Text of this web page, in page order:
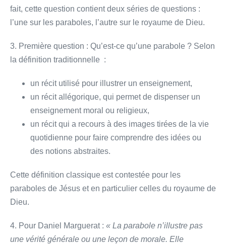
fait, cette question contient deux séries de questions :
l’une sur les paraboles, l’autre sur le royaume de Dieu.
3. Première question : Qu’est-ce qu’une parabole ? Selon
la définition traditionnelle :
un récit utilisé pour illustrer un enseignement,
un récit allégorique, qui permet de dispenser un
enseignement moral ou religieux,
un récit qui a recours à des images tirées de la vie
quotidienne pour faire comprendre des idées ou
des notions abstraites.
Cette définition classique est contestée pour les
paraboles de Jésus et en particulier celles du royaume de
Dieu.
4. Pour Daniel Marguerat : « La parabole n’illustre pas
une vérité générale ou une leçon de morale. Elle